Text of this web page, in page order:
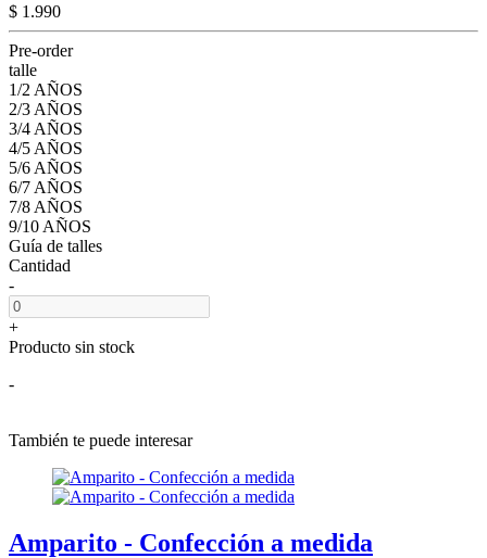
$ 1.990
Pre-order
talle
1/2 AÑOS
2/3 AÑOS
3/4 AÑOS
4/5 AÑOS
5/6 AÑOS
6/7 AÑOS
7/8 AÑOS
9/10 AÑOS
Guía de talles
Cantidad
-
+
Producto sin stock
-
También te puede interesar
Amparito - Confección a medida